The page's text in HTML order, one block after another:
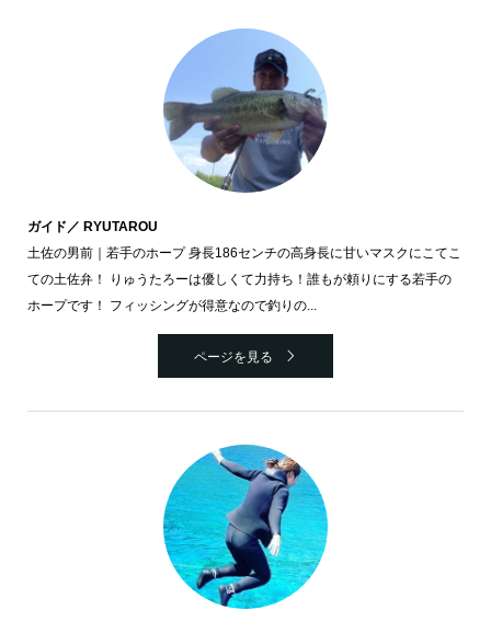
ガイド／ RYUTAROU
土佐の男前｜若手のホープ 身長186センチの高身長に甘いマスクにこてこ
ての土佐弁！ りゅうたろーは優しくて力持ち！誰もが頼りにする若手の
ホープです！ フィッシングが得意なので釣りの...
ページを見る